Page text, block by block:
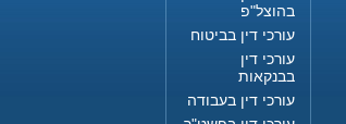
בהוצל"פ
עורכי דין בביטוח
עורכי דין
בבנקאות
עורכי דין בעבודה